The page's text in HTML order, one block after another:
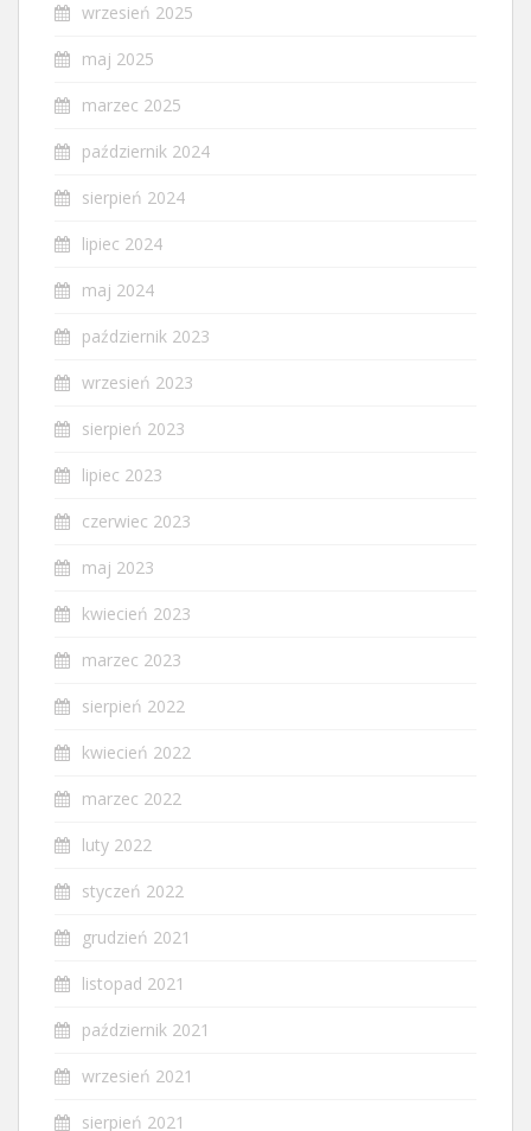
wrzesień 2025
maj 2025
marzec 2025
październik 2024
sierpień 2024
lipiec 2024
maj 2024
październik 2023
wrzesień 2023
sierpień 2023
lipiec 2023
czerwiec 2023
maj 2023
kwiecień 2023
marzec 2023
sierpień 2022
kwiecień 2022
marzec 2022
luty 2022
styczeń 2022
grudzień 2021
listopad 2021
październik 2021
wrzesień 2021
sierpień 2021